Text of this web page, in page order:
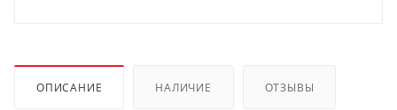
ОПИСАНИЕ НАЛИЧИЕ ОТЗЫВЫ